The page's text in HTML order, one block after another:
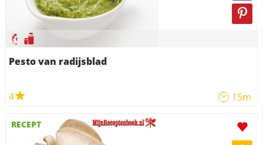
Pesto van radijsblad
4 15m
RECEPT